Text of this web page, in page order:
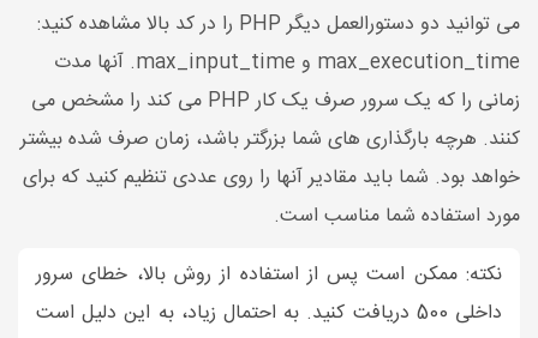
می توانید دو دستورالعمل دیگر PHP را در کد بالا مشاهده کنید:
max_execution_time و max_input_time. آنها مدت
زمانی را که یک سرور صرف یک کار PHP می کند را مشخص می
کنند. هرچه بارگذاری های شما بزرگتر باشد، زمان صرف شده بیشتر
خواهد بود. شما باید مقادیر آنها را روی عددی تنظیم کنید که برای
مورد استفاده شما مناسب است.
نکته: ممکن است پس از استفاده از روش بالا، خطای سرور
داخلی 500 دریافت کنید. به احتمال زیاد، به این دلیل است